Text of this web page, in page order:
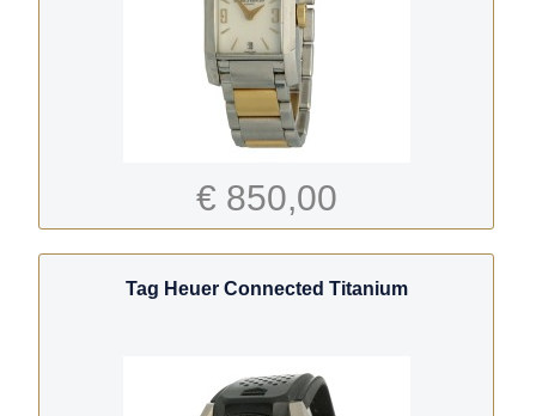
€ 850,00
Tag Heuer Connected Titanium